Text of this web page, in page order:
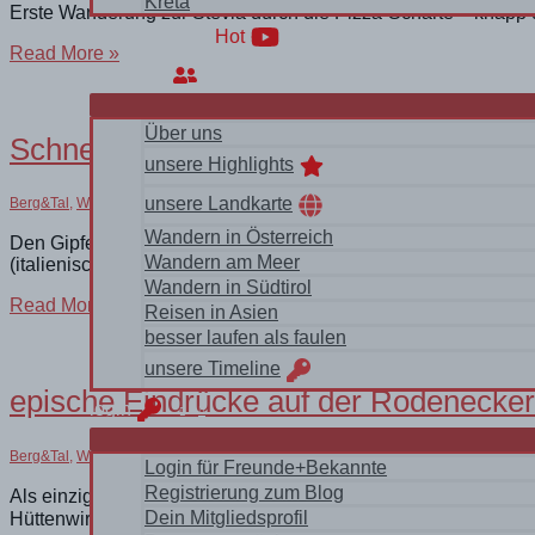
Hot
Über uns
unsere Highlights
unsere Landkarte
Wandern in Österreich
Wandern am Meer
Wandern in Südtirol
Reisen in Asien
besser laufen als faulen
unsere Timeline
login
Login für Freunde+Bekannte
Registrierung zum Blog
Dein Mitgliedsprofil
Erste Wanderung zur Stevia durch die Pizza-Scharte – knapp
Am
die
Pizza-
Read More »
Schnee und Nebel am Peitlerkofel
Berg&Tal , Wandern /Italien Südtirol Dolomiten
Den Gipfel hatten wir die Tage zuvor schon ständig am
(italienisch Sass de Putia) ist mit 2875 m der höchste Berg
Schnee
Peitlerkofel
Read More »
epische Eindrücke auf der
Berg&Tal Wandern/Italien Südtirol Dolomiten
Als einzige Gäste auf der Hochalm in der Starkenfeld-Hütte.
Hüttenwirten und dem Kuhhirten vom Nachbarhof. Sehr